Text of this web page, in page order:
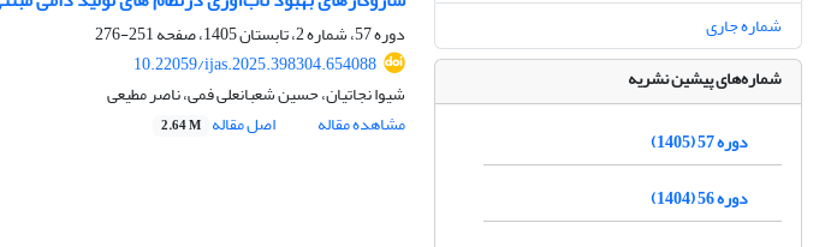
دوره 57، شماره 2، تابستان 1405، صفحه
251-276
10.22059/ijas.2025.398304.654088
شیوا نجاتیان، حسین شعبانعلی فمی، ناصر مطیعی
مشاهده مقاله
اصل مقاله 2.64 M
شماره جاری
شماره‌های پیشین نشریه
دوره 57 (1405)
دوره 56 (1404)